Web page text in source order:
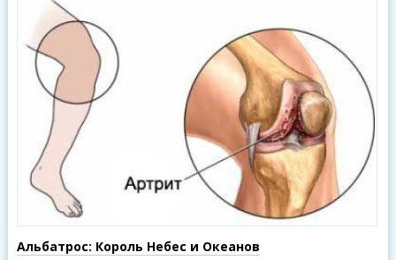
Альбатрос: Король Небес и Океанов